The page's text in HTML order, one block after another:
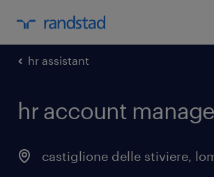
hr assistant
hr account
castiglione delle stiviere,